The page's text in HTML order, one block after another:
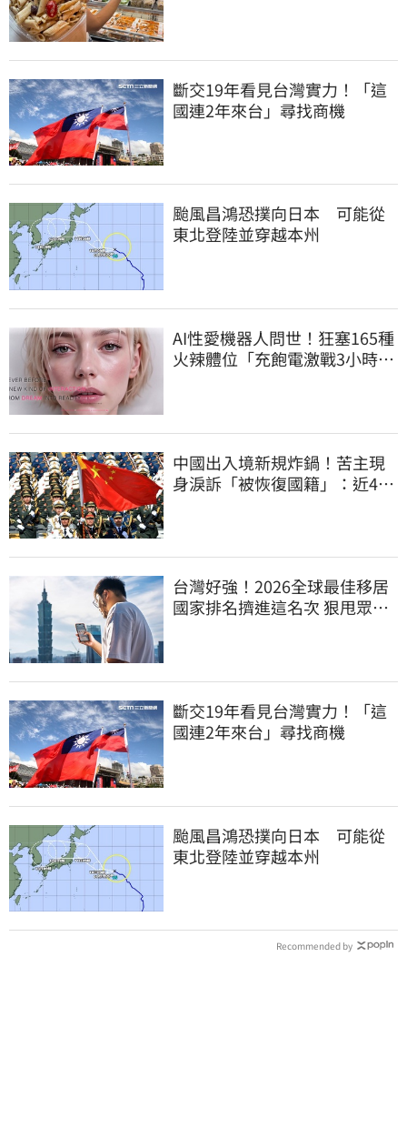
斷交19年看見台灣實力！「這
國連2年來台」尋找商機
颱風昌鴻恐撲向日本 可能從
東北登陸並穿越本州
AI性愛機器人問世！狂塞165種
火辣體位「充飽電激戰3小時」
中國出入境新規炸鍋！苦主現
身淚訴「被恢復國籍」：近4億
台灣好強！2026全球最佳移居
國家排名擠進這名次 狠甩眾多
斷交19年看見台灣實力！「這
國連2年來台」尋找商機
颱風昌鴻恐撲向日本 可能從
東北登陸並穿越本州
Recommended by